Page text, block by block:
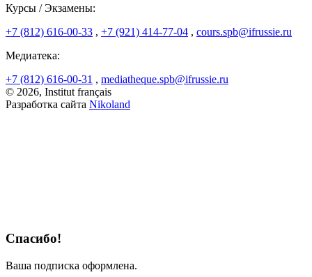
Курсы / Экзамены:
+7 (812) 616-00-33 , +7 (921) 414-77-04 , cours.spb@ifrussie.ru
Медиатека:
+7 (812) 616-00-31 , mediatheque.spb@ifrussie.ru
© 2026, Institut français
Разработка сайта Nikoland
Спасибо!
Ваша подписка оформлена.